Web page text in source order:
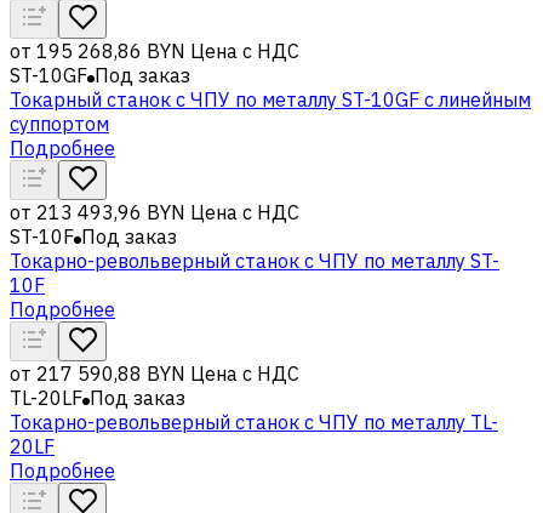
от 195 268,86 BYN Цена с НДС
ST-10GF Под заказ
Токарный станок с ЧПУ по металлу ST-10GF c линейным
суппортом
Подробнее
от 213 493,96 BYN Цена с НДС
ST-10F Под заказ
Токарно-револьверный станок с ЧПУ по металлу ST-
10F
Подробнее
от 217 590,88 BYN Цена с НДС
TL-20LF Под заказ
Токарно-револьверный станок с ЧПУ по металлу TL-
20LF
Подробнее